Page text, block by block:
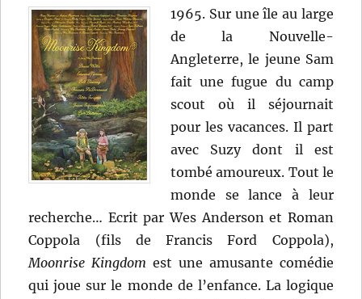
1965. Sur une île au large
de la Nouvelle-
Angleterre, le jeune Sam
fait une fugue du camp
scout où il séjournait
pour les vacances. Il part
avec Suzy dont il est
tombé amoureux. Tout le
monde se lance à leur
recherche… Ecrit par Wes Anderson et Roman
Coppola (fils de Francis Ford Coppola),
Moonrise Kingdom est une amusante comédie
qui joue sur le monde de l’enfance. La logique